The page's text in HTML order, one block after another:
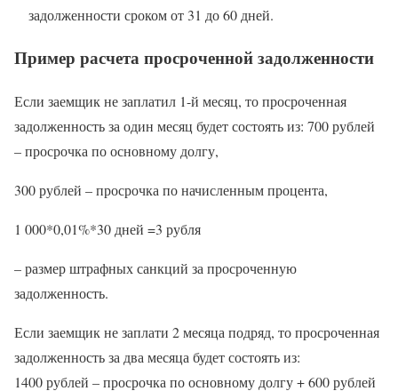
задолженности сроком от 31 до 60 дней.
Пример расчета просроченной задолженности
Если заемщик не заплатил 1-й месяц, то просроченная
задолженность за один месяц будет состоять из: 700 рублей
– просрочка по основному долгу,
300 рублей – просрочка по начисленным процента,
1 000*0,01%*30 дней =3 рубля
– размер штрафных санкций за просроченную
задолженность.
Если заемщик не заплати 2 месяца подряд, то просроченная
задолженность за два месяца будет состоять из:
1400 рублей – просрочка по основному долгу + 600 рублей